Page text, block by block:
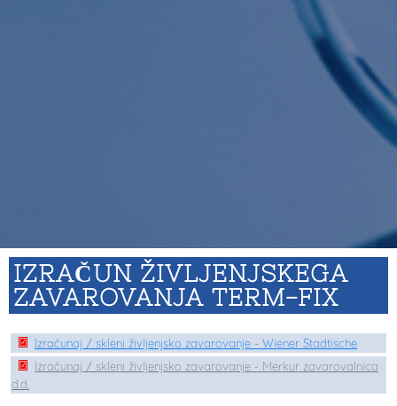
IZRAČUN ŽIVLJENJSKEGA
ZAVAROVANJA TERM-FIX
Izračunaj / skleni življenjsko zavarovanje - Wiener Stadtische
Izračunaj / skleni življenjsko zavarovanje - Merkur zavarovalnica
d.d.